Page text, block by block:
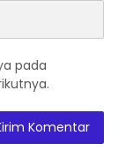
pada